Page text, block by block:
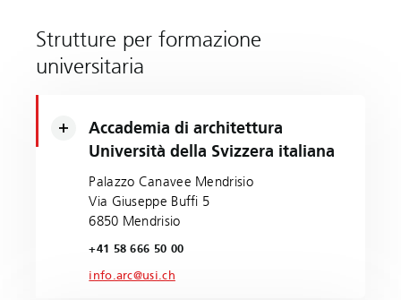
Strutture per formazione
universitaria
Accademia di architettura
Università della Svizzera italiana
Palazzo Canavee Mendrisio
Via Giuseppe Buffi 5
6850 Mendrisio
+41 58 666 50 00
info.arc@usi.ch